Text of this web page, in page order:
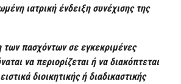
ιατρική ένδειξη συνέχισης της
πασχόντων σε εγκεκριμένες
να περιορίζεται ή να διακόπτεται
διοικητικής ή διαδικαστικής